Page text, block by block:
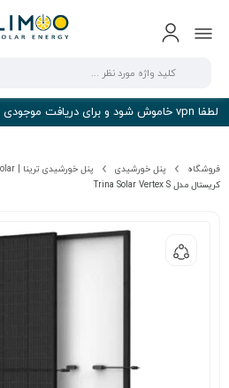
لطفا vpn خاموش شود و برای دریافت موجودی و قیمت به روز با ما ارتباط بگیرید
فروشگاه پنل خورشیدی پنل خورشیدی ترینا | Trina solar
کریستال مدل Trina Solar Vertex S